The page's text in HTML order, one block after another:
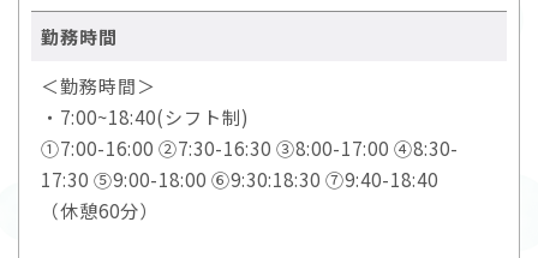
勤務時間
＜勤務時間＞
・7:00~18:40(シフト制)
①7:00-16:00 ②7:30-16:30 ③8:00-17:00 ④8:30-
17:30 ⑤9:00-18:00 ⑥9:30:18:30 ⑦9:40-18:40
（休憩60分）